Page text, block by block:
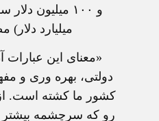
ميليارد
«معناى اين
دولتى، بهره ورى و
كشور ما كشته است. از
رو كه سرچشمه